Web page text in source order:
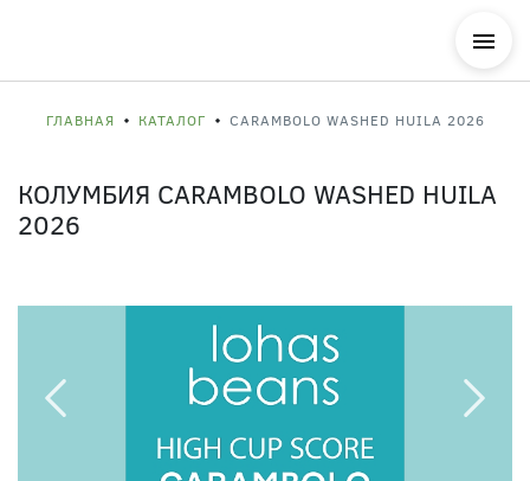
ГЛАВНАЯ КАТАЛОГ CARAMBOLO WASHED HUILA 2026
КОЛУМБИЯ CARAMBOLO WASHED HUILA
2026